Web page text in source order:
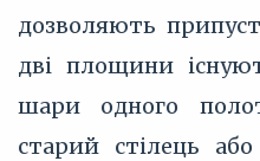
дозволяють
дві площини
шари одного
старий стілець